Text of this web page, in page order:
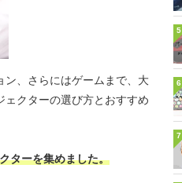
ン、さらにはゲームまで、大
クターの選び方とおすすめ
ターを集めました。
5
6
7